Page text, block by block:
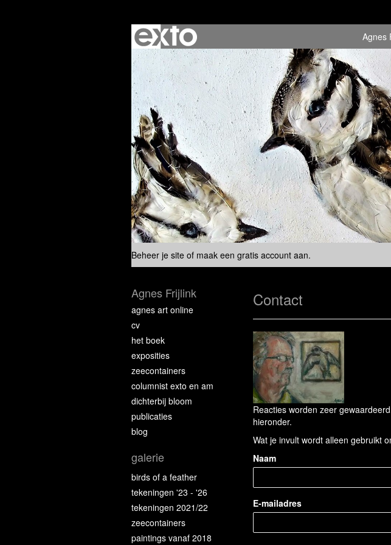
Agnes
Beheer je site of maak een gratis account aan.
Contact
Reacties worden zeer
hieronder.
Wat je invult wordt alleen gebruikt
Naam
E-mailadres
Agnes Frijlink
agnes art online
cv
het boek
exposities
zeecontainers
columnist exto en am
dichterbij bloom
publicaties
blog
galerie
birds of a feather
tekeningen '23 - '26
tekeningen 2021/22
zeecontainers
paintings vanaf 2018